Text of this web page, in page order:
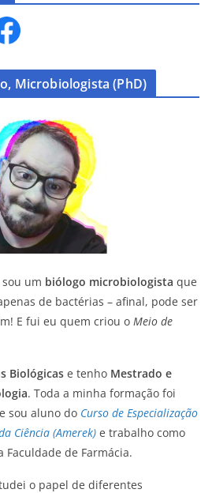
Microbiologista (PhD)
sou um biólogo microbiologista que
de bactérias – afinal, pode ser
E fui eu quem criou o Meio de
Biológicas e tenho Mestrado e
. Toda a minha formação foi
sou aluno do Curso de Especialização
Ciência (Amerek) e trabalho como
de Farmácia.
o papel de diferentes